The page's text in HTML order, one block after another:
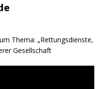
Thema: „Rettungsdienste,
Gesellschaft